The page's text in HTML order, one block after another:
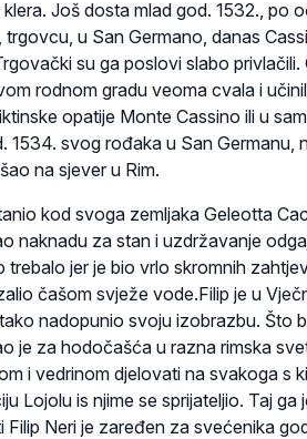
Još dosta mlad god. 1532., po
u San Germano, danas
su ga poslovi slabo privlačili.
rodnom gradu veoma cvala i
opatije Monte Cassino ili u
1534. svog rođaka u San Germanu,
na sjever u Rim.
kod svoga zemljaka Geleotta
naknadu za stan i uzdržavanje
trebalo jer je bio vrlo skromnih
čašom svježe vode.Filip je u
nadopunio svoju izobrazbu. Što
je za hodočašća u razna rimska
i vedrinom djelovati na svakoga s
Lojolu is njime se sprijateljio. Taj ga
Neri je zaređen za svećenika